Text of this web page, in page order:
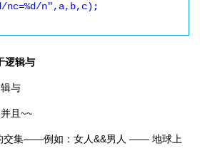
nc=%d/n",a,b,c);
逻辑与
与
且~~
交集――例如：女人&&男人 ―― 地球上